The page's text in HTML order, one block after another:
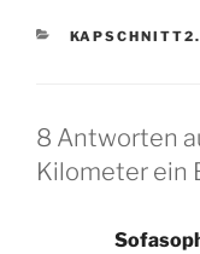
KATEGORIEN
8 Antworten
Kilometer ein